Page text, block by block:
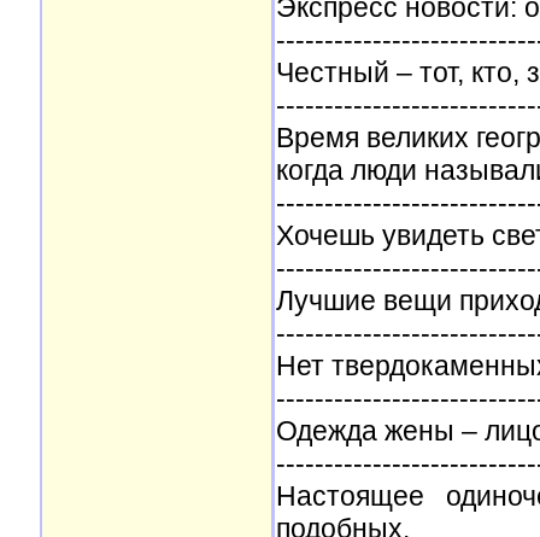
Экспресс новости:
Честный – тот, кто,
Время великих
когда люди
Хочешь увидеть
Лучшие вещи
Нет
Одежда жены –
Настоящее
подобных.